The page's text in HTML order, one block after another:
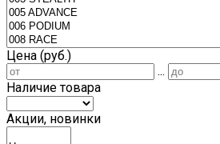
Цена (руб.)
...
Наличие товара
Акции, новинки